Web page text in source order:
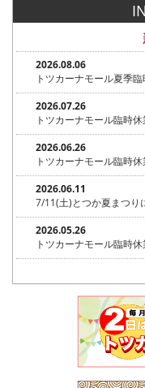
2026.08.06
トツカーナモール夏季
2026.07.26
トツカーナモール臨時
2026.06.26
トツカーナモール臨時
2026.06.11
7/11(土)とつか夏まつり
2026.05.26
トツカーナモール臨時